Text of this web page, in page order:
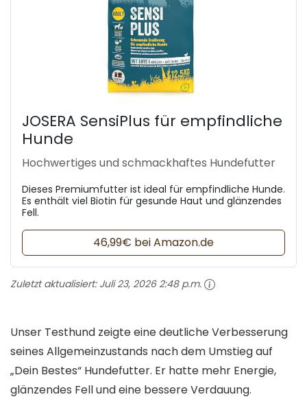
JOSERA SensiPlus für empfindliche
Hunde
Hochwertiges und schmackhaftes Hundefutter
Dieses Premiumfutter ist ideal für empfindliche Hunde.
Es enthält viel Biotin für gesunde Haut und glänzendes
Fell.
46,99€ bei Amazon.de
Zuletzt aktualisiert: Juli 23, 2026 2:48 p.m.
Unser Testhund zeigte eine deutliche Verbesserung
seines Allgemeinzustands nach dem Umstieg auf
„Dein Bestes“ Hundefutter. Er hatte mehr Energie,
glänzendes Fell und eine bessere Verdauung.